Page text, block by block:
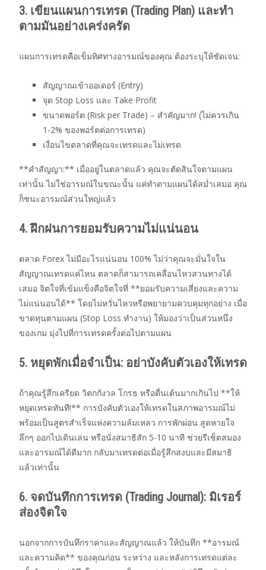
3. เขียนแผนการเทรด (Trading Plan) และทำ
ตามมันอย่างเคร่งครัด
แผนการเทรดคือเข็มทิศทางอารมณ์ของคุณ ต้องระบุให้ชัดเจน:
สัญญาณเข้าออเดอร์ (Entry)
จุด Stop Loss และ Take Profit
ขนาดพอร์ต (Risk per Trade) – สำคัญมาก! (ไม่ควรเกิน
1-2% ของพอร์ตต่อการเทรด)
เงื่อนไขตลาดที่คุณจะเทรดและไม่เทรด
**คำสัญญา:** เมื่ออยู่ในตลาดแล้ว คุณจะตัดสินใจตามแผน
เท่านั้น ไม่ใช่อารมณ์ในขณะนั้น แค่ทำตามแผนได้สม่ำเสมอ คุณ
ก็ชนะอารมณ์ส่วนใหญ่แล้ว
4. ฝึกฝนการยอมรับความไม่แน่นอน
ตลาด Forex ไม่มีอะไรแน่นอน 100% ไม่ว่าคุณจะมั่นใจใน
สัญญาณเทรดแค่ไหน ตลาดก็สามารถเคลื่อนไหวสวนทางได้
เสมอ จิตใจที่เข้มแข็งคือจิตใจที่ **ยอมรับความเสี่ยงและความ
ไม่แน่นอนได้** โดยไม่หวั่นไหวหรือพยายามควบคุมทุกอย่าง เมื่อ
ขาดทุนตามแผน (Stop Loss ทำงาน) ให้มองว่าเป็นส่วนหนึ่ง
ของเกม มุ่งไปที่การเทรดครั้งต่อไปตามแผน
5. หยุดพักเมื่อจำเป็น: อย่าบังคับตัวเองให้เทรด
ถ้าคุณรู้สึกเครียด วิตกกังวล โกรธ หรือตื่นเต้นมากเกินไป **ให้
หยุดเทรดทันที!** การบังคับตัวเองให้เทรดในสภาพอารมณ์ไม่
พร้อมเป็นสูตรสำเร็จแห่งความล้มเหลว การพักผ่อน สูดหายใจ
ลึกๆ ออกไปเดินเล่น หรือนั่งสมาธิสัก 5-10 นาที ช่วยรีเซ็ตสมอง
และอารมณ์ได้ดีมาก กลับมาเทรดต่อเมื่อรู้สึกสงบและมีสมาธิ
แล้วเท่านั้น
6. จดบันทึกการเทรด (Trading Journal): มิเรอร์
ส่องจิตใจ
นอกจากการบันทึกราคาและสัญญาณแล้ว ให้บันทึก **อารมณ์
และความคิด** ของคุณก่อน ระหว่าง และหลังการเทรดแต่ละ